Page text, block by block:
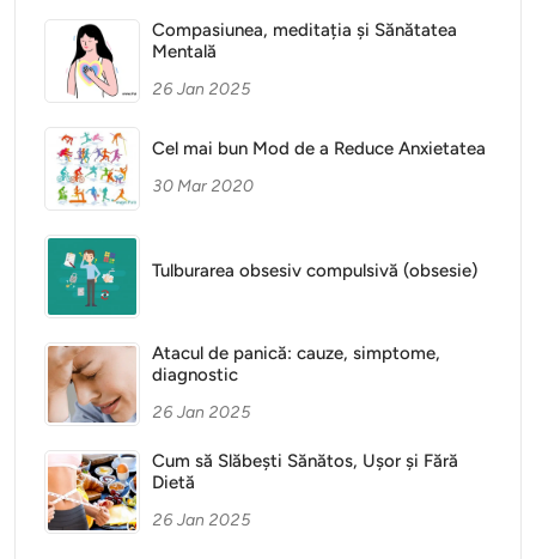
Compasiunea, meditația și Sănătatea
Mentală
26 Jan 2025
Cel mai bun Mod de a Reduce Anxietatea
30 Mar 2020
Tulburarea obsesiv compulsivă (obsesie)
Atacul de panică: cauze, simptome,
diagnostic
26 Jan 2025
Cum să Slăbești Sănătos, Ușor și Fără
Dietă
26 Jan 2025